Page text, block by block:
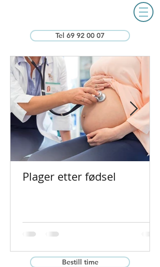
Tel 69 92 00 07
Plager etter fødsel
Bestill time